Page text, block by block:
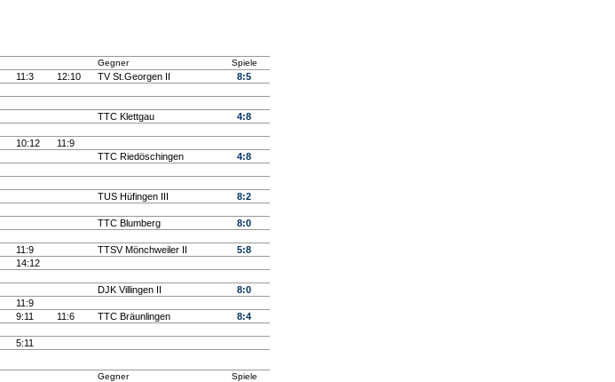
Gegner Spiele
11:3 12:10 TV St.Georgen II
8:5
TTC Klettgau
4:8
10:12
11:9
TTC Riedöschingen
4:8
TUS Hüfingen III
8:2
TTC Blumberg
8:0
11:9 TTSV Mönchweiler II
5:8
14:12
DJK Villingen II
8:0
11:9
9:11 11:6 TTC Bräunlingen
8:4
5:11
Gegner Spiele